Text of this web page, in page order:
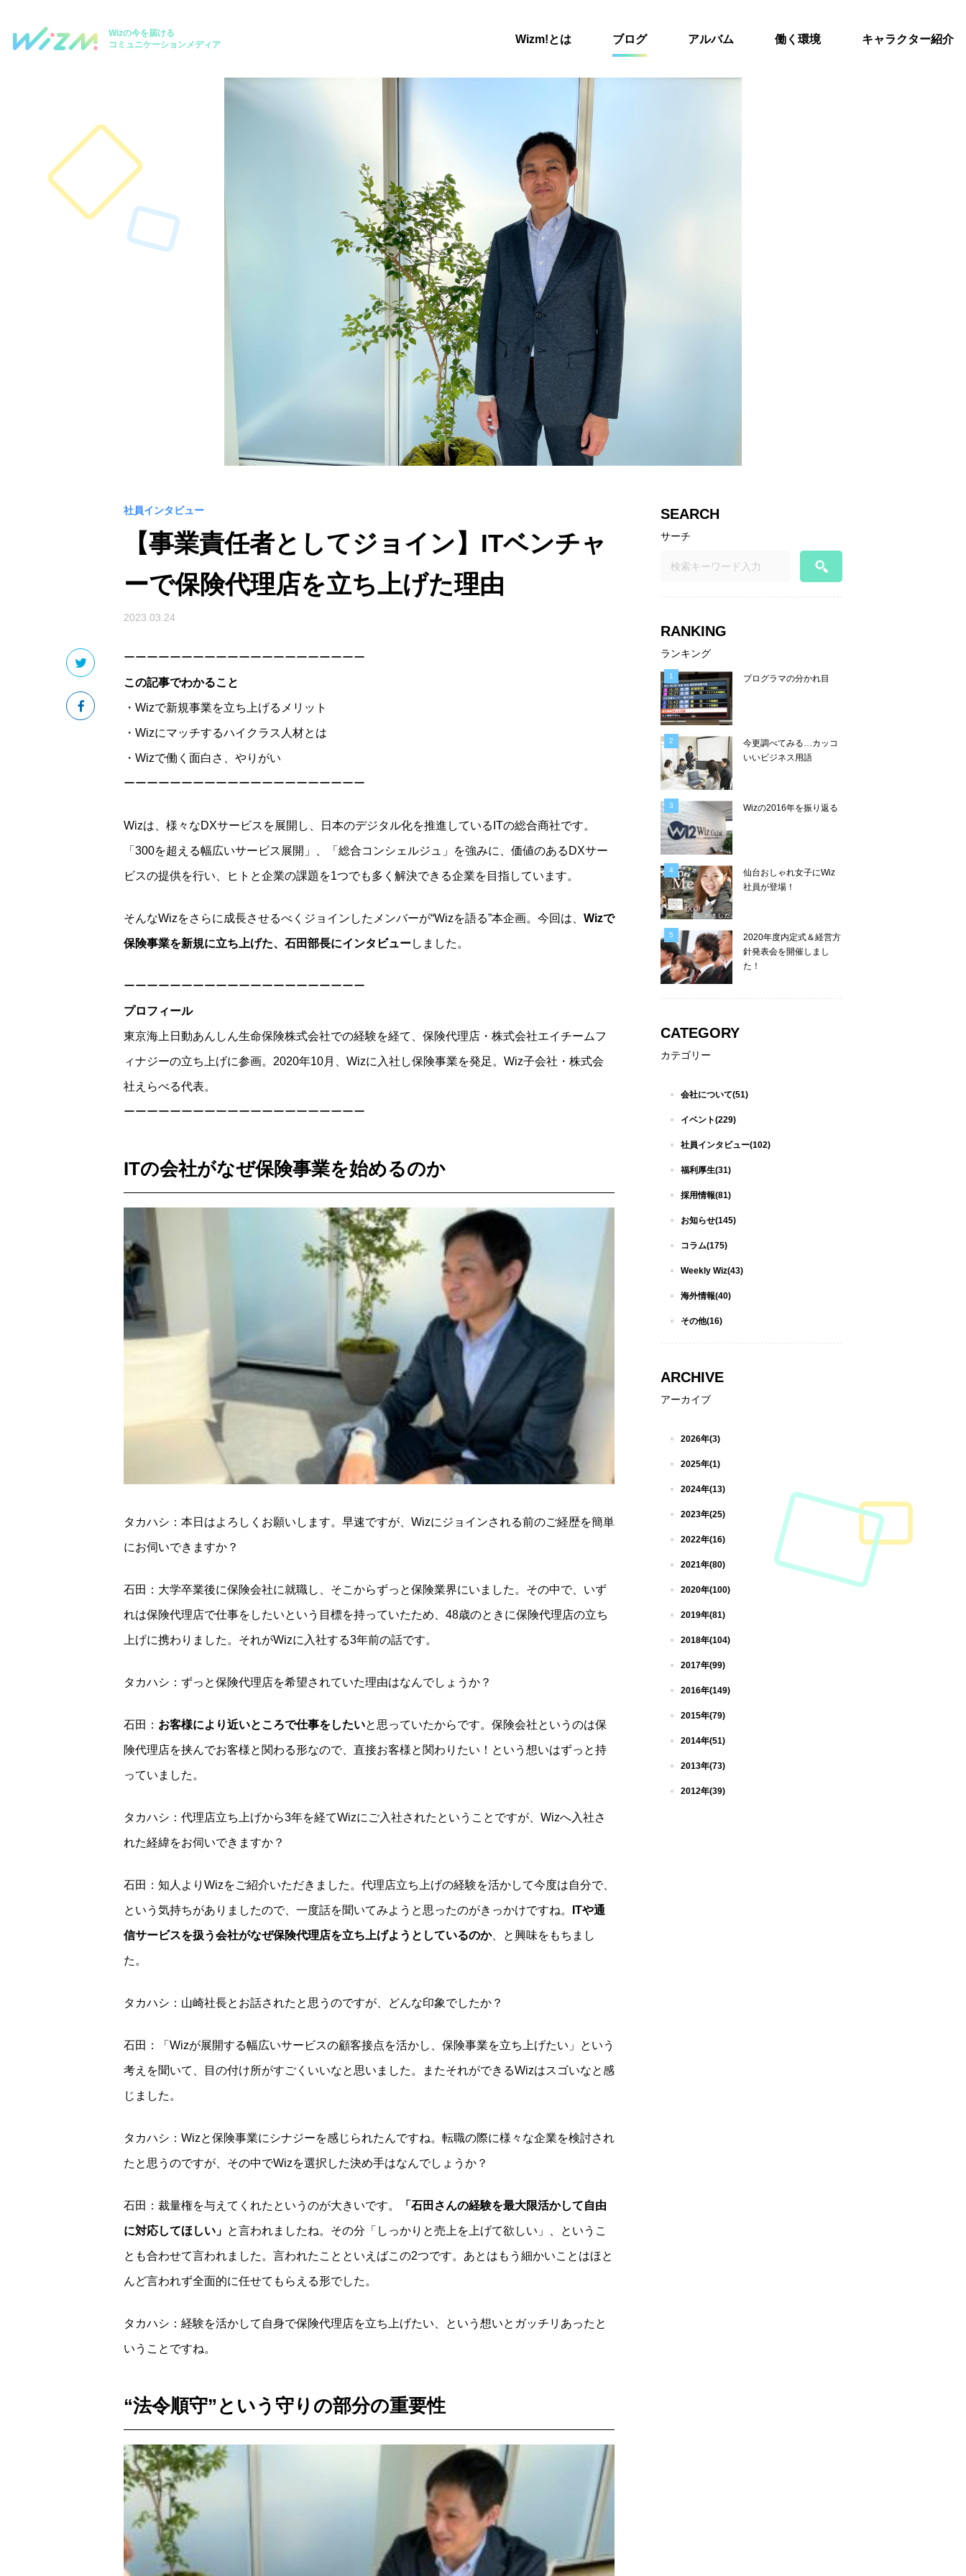
Wizの今を届ける
コミュニケーションメディア
Wizm!とは ブログ アルバム 働く環境 キャラクター紹介
社員インタビュー
【事業責任者としてジョイン】ITベンチャ
ーで保険代理店を立ち上げた理由
2023.03.24
ーーーーーーーーーーーーーーーーーーーーー
この記事でわかること
・Wizで新規事業を立ち上げるメリット
・Wizにマッチするハイクラス人材とは
・Wizで働く面白さ、やりがい
ーーーーーーーーーーーーーーーーーーーーー
Wizは、様々なDXサービスを展開し、日本のデジタル化を推進しているITの総合商社です。
「300を超える幅広いサービス展開」、「総合コンシェルジュ」を強みに、価値のあるDXサー
ビスの提供を行い、ヒトと企業の課題を1つでも多く解決できる企業を目指しています。
そんなWizをさらに成長させるべくジョインしたメンバーが“Wizを語る”本企画。今回は、 Wizで
保険事業を新規に立ち上げた、石田部長にインタビューしました。
ーーーーーーーーーーーーーーーーーーーーー
プロフィール
東京海上日動あんしん生命保険株式会社での経験を経て、保険代理店・株式会社エイチームフ
ィナジーの立ち上げに参画。2020年10月、Wizに入社し保険事業を発足。Wiz子会社・株式会
社えらべる代表。
ーーーーーーーーーーーーーーーーーーーーー
ITの会社がなぜ保険事業を始めるのか
タカハシ：本日はよろしくお願いします。早速ですが、Wizにジョインされる前のご経歴を簡単
にお伺いできますか？
石田：大学卒業後に保険会社に就職し、そこからずっと保険業界にいました。その中で、いず
れは保険代理店で仕事をしたいという目標を持っていたため、48歳のときに保険代理店の立ち
上げに携わりました。それがWizに入社する3年前の話です。
タカハシ：ずっと保険代理店を希望されていた理由はなんでしょうか？
石田： お客様により近いところで仕事をしたいと思っていたからです。保険会社というのは保
険代理店を挟んでお客様と関わる形なので、直接お客様と関わりたい！という想いはずっと持
っていました。
タカハシ：代理店立ち上げから3年を経てWizにご入社されたということですが、Wizへ入社さ
れた経緯をお伺いできますか？
石田：知人よりWizをご紹介いただきました。代理店立ち上げの経験を活かして今度は自分で、
という気持ちがありましたので、一度話を聞いてみようと思ったのがきっかけですね。 ITや通
信サービスを扱う会社がなぜ保険代理店を立ち上げようとしているのか、と興味をもちまし
た。
タカハシ：山崎社長とお話されたと思うのですが、どんな印象でしたか？
石田：「Wizが展開する幅広いサービスの顧客接点を活かし、保険事業を立ち上げたい」という
考えを聞いて、目の付け所がすごくいいなと思いました。またそれができるWizはスゴいなと感
じました。
タカハシ：Wizと保険事業にシナジーを感じられたんですね。転職の際に様々な企業を検討され
たと思うのですが、その中でWizを選択した決め手はなんでしょうか？
石田：裁量権を与えてくれたというのが大きいです。 「石田さんの経験を最大限活かして自由
に対応してほしい」 と言われましたね。その分「しっかりと売上を上げて欲しい」、というこ
とも合わせて言われました。言われたことといえばこの2つです。あとはもう細かいことはほと
んど言われず全面的に任せてもらえる形でした。
タカハシ：経験を活かして自身で保険代理店を立ち上げたい、という想いとガッチリあったと
いうことですね。
“法令順守”という守りの部分の重要性
SEARCH
サーチ
RANKING
ランキング
プログラマの分かれ目
今更調べてみる…カッコ
いいビジネス用語
Wizの2016年を振り返る
仙台おしゃれ女子にWiz
社員が登場！
2020年度内定式＆経営方
針発表会を開催しまし
た！
CATEGORY
カテゴリー
会社について(51)
イベント(229)
社員インタビュー(102)
福利厚生(31)
採用情報(81)
お知らせ(145)
コラム(175)
Weekly Wiz(43)
海外情報(40)
その他(16)
ARCHIVE
アーカイブ
2026年(3)
2025年(1)
2024年(13)
2023年(25)
2022年(16)
2021年(80)
2020年(100)
2019年(81)
2018年(104)
2017年(99)
2016年(149)
2015年(79)
2014年(51)
2013年(73)
2012年(39)